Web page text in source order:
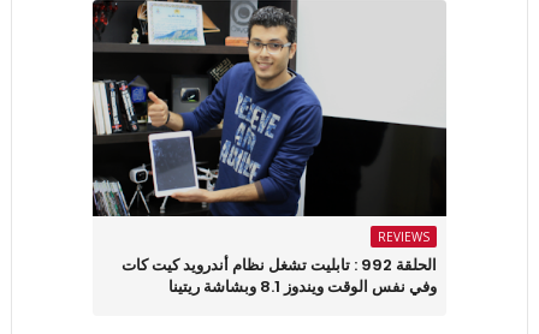
REVIEWS
الحلقة 992 : تابليت تشغل نظام أندرويد كيت كات
وفي نفس الوقت ويندوز 8.1 وبشاشة ريتينا